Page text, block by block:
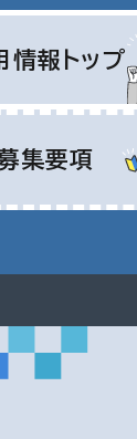
情報トップ
集要項